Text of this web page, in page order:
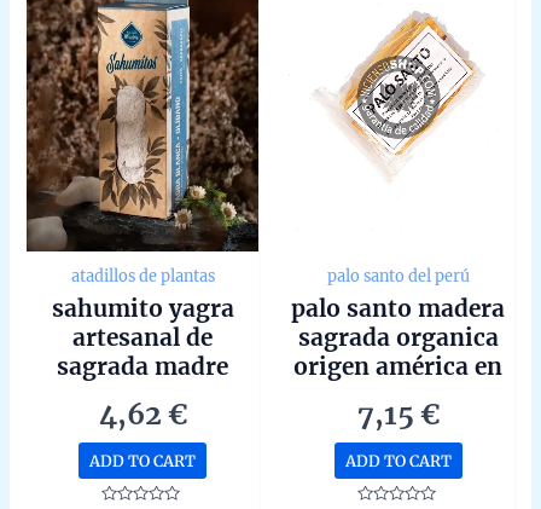
atadillos de plantas
sahumito yagra
artesanal de
sagrada madre
argentina unidad
de 35g
4,62€
ADD TO CART
palo santo del perú
palo santo madera
sagrada organica
origen américa en
7,15 €
ADD TO CART